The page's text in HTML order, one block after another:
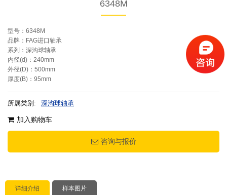
6348M
型号：6348M
品牌：FAG进口轴承
系列：深沟球轴承
内径(d)：240mm
外径(D)：500mm
厚度(B)：95mm
所属类别: 深沟球轴承
加入购物车
咨询与报价
详细介绍 样本图片